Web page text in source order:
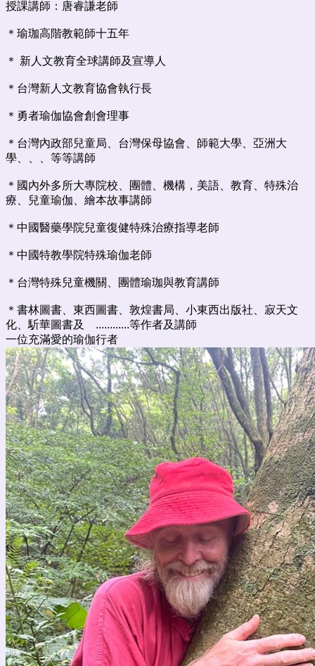
授課講師：唐睿謙老師
＊瑜珈高階教範師十五年
＊ 新人文教育全球講師及宣導人
＊台灣新人文教育協會執行長
＊勇者瑜伽協會創會理事
＊台灣內政部兒童局、台灣保母協會、師範大學、亞洲大
學、、、等等講師
＊國內外多所大專院校、團體、機構，美語、教育、特殊治
療、兒童瑜伽、繪本故事講師
＊中國醫藥學院兒童復健特殊治療指導老師
＊中國特教學院特殊瑜伽老師
＊台灣特殊兒童機關、團體瑜珈與教育講師
＊書林圖書、東西圖書、敦煌書局、小東西出版社、寂天文
化、馸華圖書及 ............等作者及講師
一位充滿愛的瑜伽行者